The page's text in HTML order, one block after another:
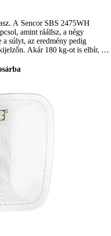
A Sencor SBS 2475WH
amint ráállsz, a négy
a súlyt, az eredmény pedig
Akár 180 kg-ot is elbír, és